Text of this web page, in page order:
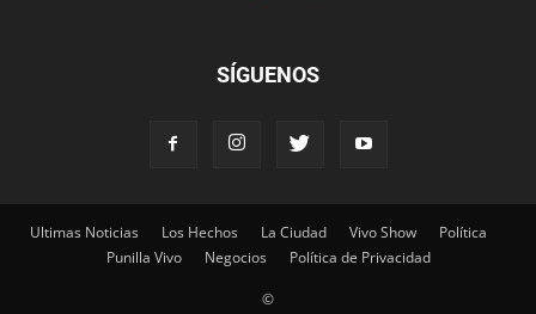
SÍGUENOS
Ultimas Noticias Los Hechos La Ciudad Vivo Show
Política
Punilla Vivo
Negocios Política de Privacidad
©